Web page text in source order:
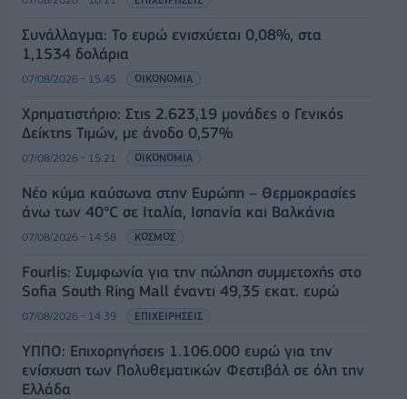
Συνάλλαγμα: Το ευρώ ενισχύεται 0,08%, στα
1,1534 δολάρια
07/08/2026 - 15:45 ΟΙΚΟΝΟΜΙΑ
Χρηματιστήριο: Στις 2.623,19 μονάδες ο Γενικός
Δείκτης Τιμών, με άνοδο 0,57%
07/08/2026 - 15:21 ΟΙΚΟΝΟΜΙΑ
Νέο κύμα καύσωνα στην Ευρώπη – Θερμοκρασίες
άνω των 40°C σε Ιταλία, Ισπανία και Βαλκάνια
07/08/2026 - 14:58 ΚΟΣΜΟΣ
Fourlis: Συμφωνία για την πώληση συμμετοχής στο
Sofia South Ring Mall έναντι 49,35 εκατ. ευρώ
07/08/2026 - 14:39 ΕΠΙΧΕΙΡΗΣΕΙΣ
ΥΠΠΟ: Επιχορηγήσεις 1.106.000 ευρώ για την
ενίσχυση των Πολυθεματικών Φεστιβάλ σε όλη την
Ελλάδα